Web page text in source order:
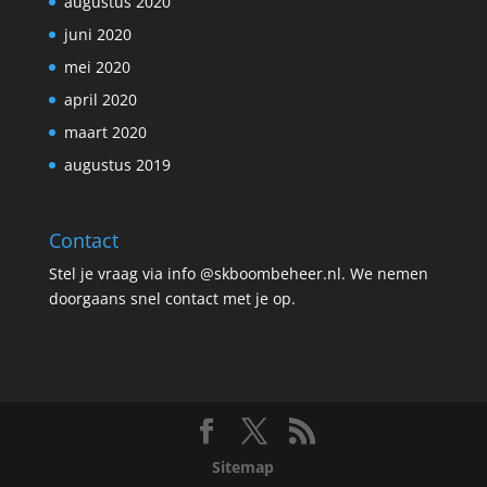
juni 2020
mei 2020
april 2020
maart 2020
augustus 2019
Contact
Stel je vraag via info @skboombeheer.nl. We nemen
doorgaans snel contact met je op.
Sitemap